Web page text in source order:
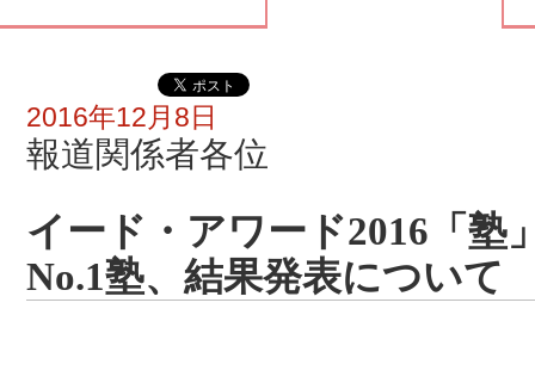
2016年12月8日
報道関係者各位
イード・アワード2016「塾
No.1塾、結果発表について